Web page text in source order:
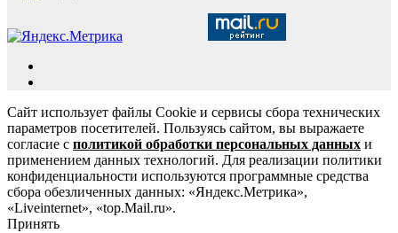
Сайт использует файлы Cookie и сервисы сбора технических
параметров посетителей. Пользуясь сайтом, вы выражаете
согласие с политикой обработки персональных данных и
применением данных технологий. Для реализации политики
конфиденциальности используются программные средства
сбора обезличенных данных: «Яндекс.Метрика»,
«Liveinternet», «top.Mail.ru».
Принять